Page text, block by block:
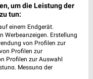
Prospekt
um die Leistung der
tun:
einem Endgerät.
Werbeanzeigen. Erstellung
von Profilen zur
Profilen zur
Profilen zur Auswahl
Messung der